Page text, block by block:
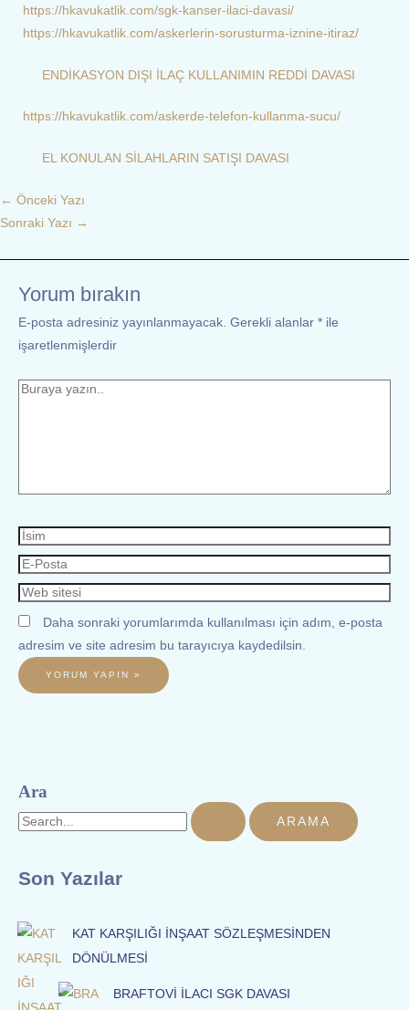
https://hkavukatlik.com/sgk-kanser-ilaci-davasi/
https://hkavukatlik.com/askerlerin-sorusturma-iznine-itiraz/
ENDİKASYON DIŞI İLAÇ KULLANIMIN REDDİ DAVASI
https://hkavukatlik.com/askerde-telefon-kullanma-sucu/
EL KONULAN SİLAHLARIN SATIŞI DAVASI
← Önceki Yazı
Sonraki Yazı →
Yorum bırakın
E-posta adresiniz yayınlanmayacak. Gerekli alanlar * ile
işaretlenmişlerdir
Daha sonraki yorumlarımda kullanılması için adım, e-posta
adresim ve site adresim bu tarayıcıya kaydedilsin.
Ara
Son Yazılar
KAT KARŞILIĞI İNŞAAT SÖZLEŞMESİNDEN
DÖNÜLMESİ
BRAFTOVİ İLACI SGK DAVASI